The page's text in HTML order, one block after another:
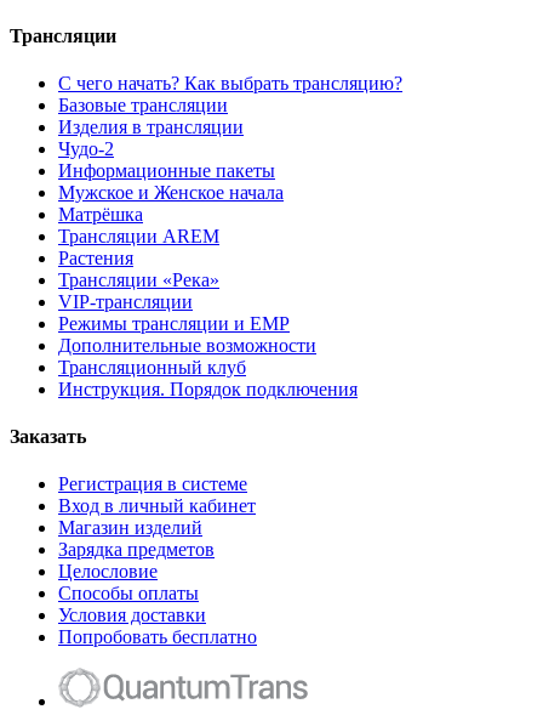
Трансляции
С чего начать? Как выбрать трансляцию?
Базовые трансляции
Изделия в трансляции
Чудо-2
Информационные пакеты
Мужское и Женское начала
Матрёшка
Трансляции AREM
Растения
Трансляции «Река»
VIP-трансляции
Режимы трансляции и ЕМР
Дополнительные возможности
Трансляционный клуб
Инструкция. Порядок подключения
Заказать
Регистрация в системе
Вход в личный кабинет
Магазин изделий
Зарядка предметов
Целословие
Способы оплаты
Условия доставки
Попробовать бесплатно